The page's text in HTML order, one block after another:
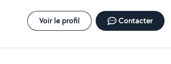
Voir le profil Contacter